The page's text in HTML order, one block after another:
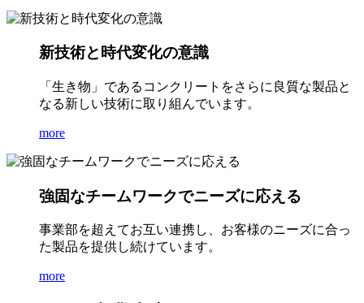
新技術と時代変化の意識
「生き物」であるコンクリートをさらに良質な製品と
なる新しい技術に取り組んでいます。
more
強固なチームワークでニーズに応える
事業部を超えてお互い連携し、お客様のニーズに合っ
た製品を提供し続けています。
more